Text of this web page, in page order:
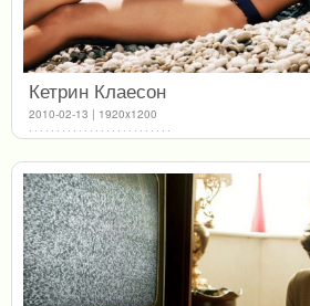
Кетрин Клаесон
2010-02-13 | 1920x1200